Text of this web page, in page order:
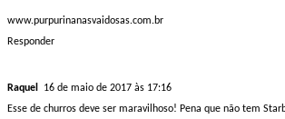
www.purpurinanasvaidosas.com.br
Responder
Raquel
16 de maio de 2017 às 17:16
Esse de churros deve ser maravilhoso! Pena que não tem